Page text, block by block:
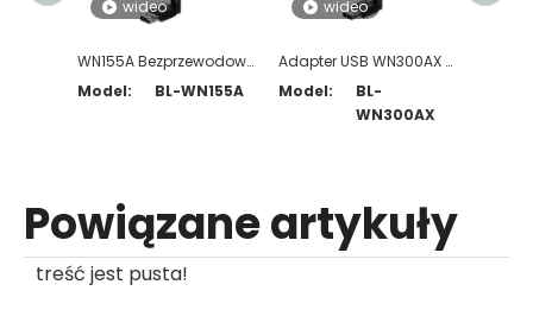
wideo
WN155A Bezprzewodowy adapter USB o dużym wzmocnieniu, 150 Mb/s
Model:
BL-WN155A
wideo
Adapter USB WN300AX AX300 WiFi 6 z anteną o dużym wzmocnieniu
Model:
BL-
WN300AX
Powiązane artykuły
treść jest pusta!